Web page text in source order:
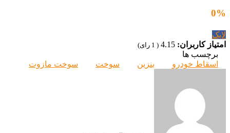
0%
لایک
امتیاز کاربران: 4.15
(
1 رای)
برچسب ها
اسقاط خودرو
بنزین سوخت سوخت مازوت